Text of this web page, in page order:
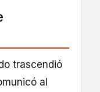
trascendió
al